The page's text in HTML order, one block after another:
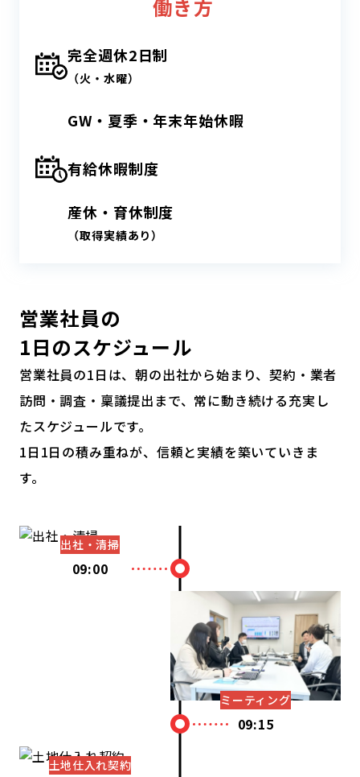
働き方
完全週休2日制
（火・水曜）
GW・夏季・年末年始休暇
有給休暇制度
産休・育休制度
（取得実績あり）
営業社員の
1日のスケジュール
営業社員の1日は、朝の出社から始まり、契約・業者
訪問・調査・稟議提出まで、常に動き続ける充実し
たスケジュールです。
1日1日の積み重ねが、信頼と実績を築いていきま
す。
出社・清掃
09:00
ミーティング
09:15
土地仕入れ契約